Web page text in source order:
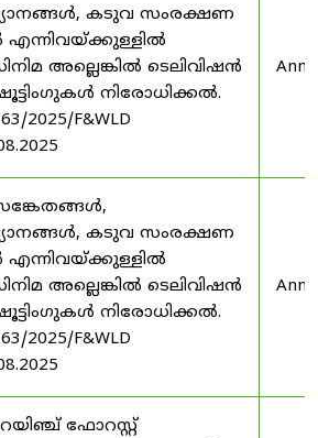
കടുവ സംരക്ഷണ
എന്നിവയ്ക്കുള്ളിൽ
അല്ലെങ്കിൽ ടെലിവിഷൻ
നിരോധിക്കൽ.
2025/F&WLD
കടുവ സംരക്ഷണ
എന്നിവയ്ക്കുള്ളിൽ
അല്ലെങ്കിൽ ടെലിവിഷൻ
നിരോധിക്കൽ.
2025/F&WLD
ഫോറസ്റ്റ്